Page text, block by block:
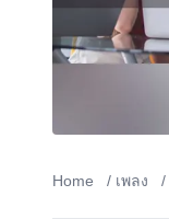
Home / เพลง /